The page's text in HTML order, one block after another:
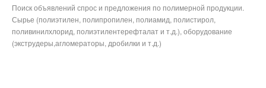
Поиск объявлений спрос и предложения по полимерной продукции.
Сырье (полиэтилен, полипропилен, полиамид, полистирол,
поливинилхлорид, полиэтилентерефталат и т.д.), оборудование
(экструдеры,агломераторы, дробилки и т.д.)